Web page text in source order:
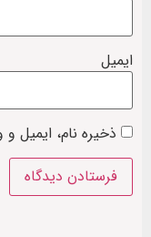
ایمیل
ذخیره نام، ایمیل